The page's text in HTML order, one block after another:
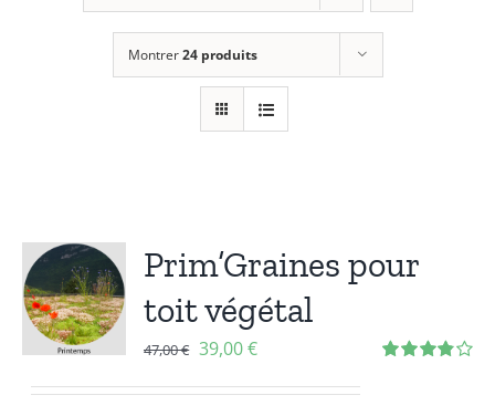
Montrer24 produits
Prim’Graines pour
toit végétal
47,00€ 39,00€